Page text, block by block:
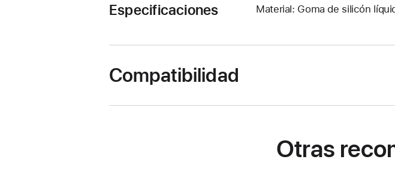
Especificaciones Material: Goma de silicón
Compatibilidad
Otras